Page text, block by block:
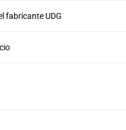
fabricante UDG